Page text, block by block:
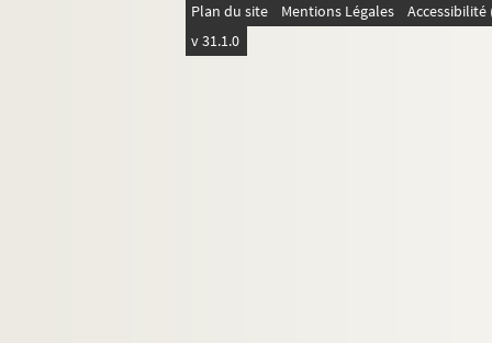
Plan du site Mentions Légales
v 31.1.0